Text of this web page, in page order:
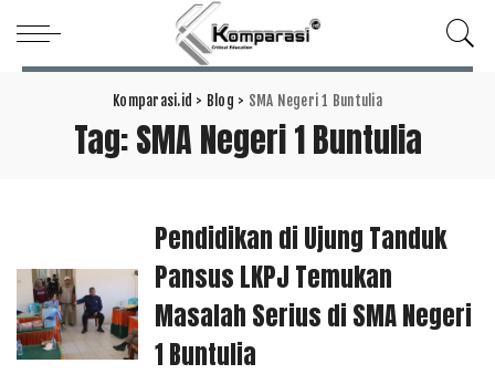
Komparasi.id > Blog > SMA Negeri 1 Buntulia
Tag:SMA Negeri 1 Buntulia
Pendidikan di Ujung Tanduk
Pansus LKPJ Temukan
Masalah Serius di SMA Negeri
1 Buntulia